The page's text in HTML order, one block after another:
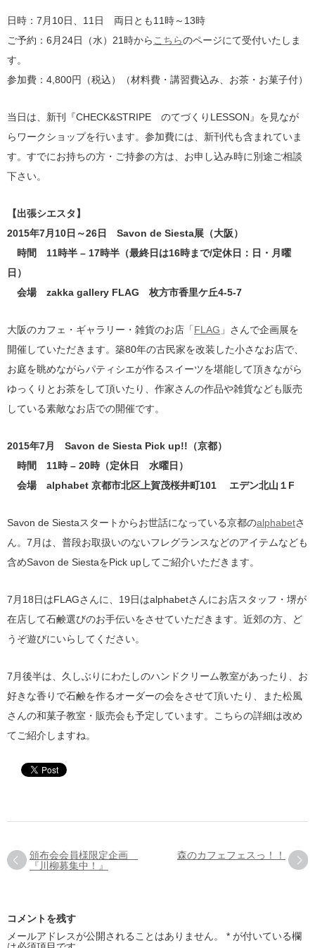
日時：7月10日、11日 両日とも11時～13時
ご予約：6月24日（水）21時から こちらのページにて受付いたしま
す。
参加費：4,800円（税込）（材料費・講習費込み、お茶・お菓子付）
当日は、新刊『CHECK&STRIPE のてづくりLESSON』を見なが
らワークショップを行います。参加費には、新刊代も含まれていま
す。すでにお持ちの方・ご持参の方は、お申し込み時に別途ご相談
下さい。
【出張シエスタ】
2015年7月10日～26日 Savon de Siesta展（大阪）
時間 11時半 – 17時半（最終日は16時まで/定休日：日・月曜
日）
会場 zakka gallery FLAG 枚方市香里ケ丘4-5-7
大阪のカフェ・ギャラリー・雑貨のお店「FLAG 」さんで企画展を
開催していただきます。築80年の古民家を改装した小さなお店で、
お庭を眺めながらパティシエが作るスイーツを堪能して頂きながら
ゆっくりとお茶をして頂いたり、作家さんの作品や雑貨なども販売
している素敵なお店での開催です。
2015年7月 Savon de Siesta Pick up!!（京都）
時間 11時 – 20時（定休日 水曜日）
会場 alphabet 京都市北区上賀茂桜井町101 エデン北山１F
Savon de Siestaスタートからお世話になっている京都のalphabetさ
ん。7月は、普段お取扱いのないフレグランスなどのアイテムなども
含めSavon de SiestaをPick upしてご紹介いただきます。
7月18日はFLAGさんに、19日はalphabetさんにお店スタッフ・堺が
在店して石鹸選びのお手伝いをさせていただきます。近郊の方、ど
うぞ遊びにいらしてください。
7月後半は、久しぶりにわたしのハンドクリーム教室があったり、お
好きな香りで石鹸を作るオーダーの会をさせて頂いたり、また松風
さんの和菓子教室・販売会も予定しています。こちらの詳細は改め
てご紹介しますね。
頒布会会員様限定企画
『川柳募集中！』
森のカフェフェスっ！！
コメントを残す
メールアドレスが公開されることはありません。
* が付いている欄